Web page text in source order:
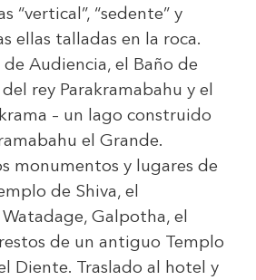
“vertical”, “sedente” y
ellas talladas en la roca.
de Audiencia, el Baño de
rey Parakramabahu y el
– un lago construido
el Grande.
monumentos y lugares de
de Shiva, el
Galpotha, el
de un antiguo Templo
Diente. Traslado al hotel y